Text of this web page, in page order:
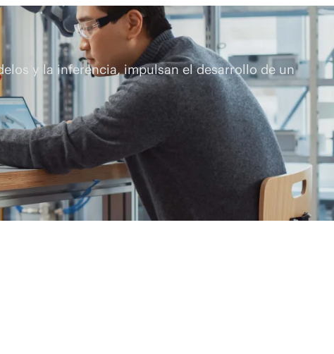
y la inferencia, impulsan el desarrollo de un